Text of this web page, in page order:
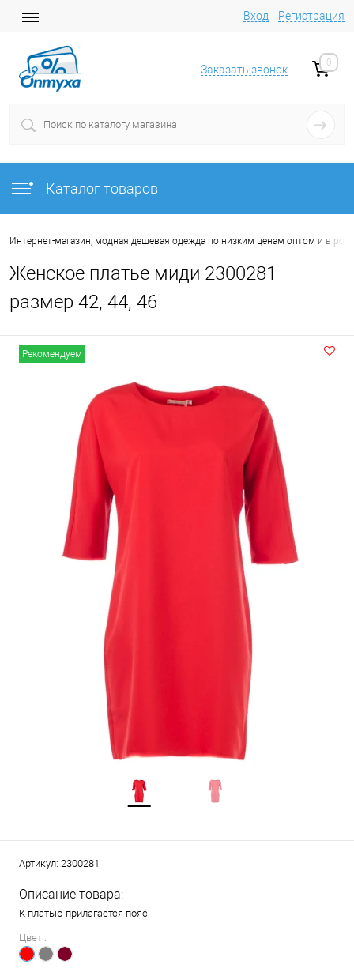
Вход Регистрация
Заказать звонок
0
Каталог товаров
Интернет-магазин, модная дешевая одежда по низким ценам оптом и в
Женское платье миди 2300281
размер 42, 44, 46
Рекомендуем
Артикул: 2300281
Описание товара:
К платью прилагается пояс.
Цвет :